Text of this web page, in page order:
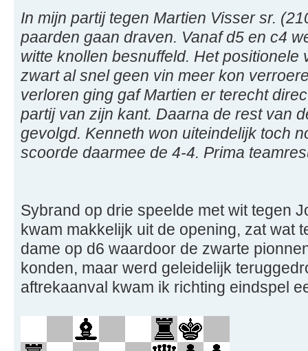
In mijn partij tegen Martien Visser sr.
paarden gaan draven. Vanaf d5 en c4
witte knollen besnuffeld. Het positionele
zwart al snel geen vin meer kon
verloren ging gaf Martien er terecht
partij van zijn kant. Daarna de rest van
gevolgd. Kenneth won uiteindelijk toch
scoorde daarmee de 4-4. Prima
Sybrand op drie speelde met wit tegen
kwam makkelijk uit de opening, zat wat
dame op d6 waardoor de zwarte
konden, maar werd geleidelijk
aftrekaanval kwam ik richting eindspel